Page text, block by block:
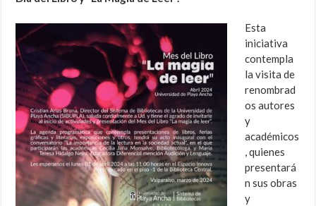
Esta
iniciativa
contempla
la visita de
renombrad
os autores
y
académicos
, quienes
presentará
n sus obras
y